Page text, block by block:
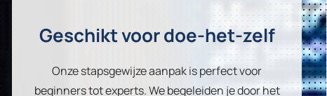
Geschikt voor doe-het-zelf
Onze stapsgewijze aanpak is perfect voor
beginners tot experts. We begeleiden je door het